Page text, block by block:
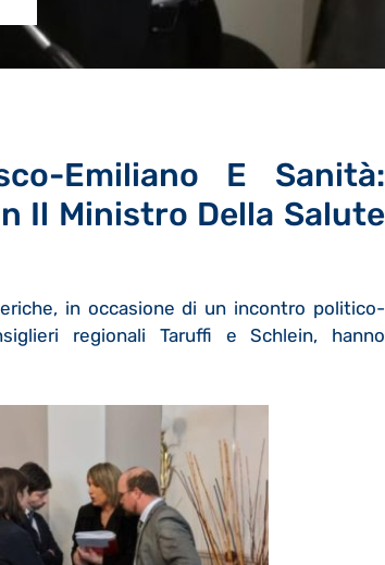
Emiliano E Sanità:
Il Ministro Della Salute
in occasione di un incontro politico-
regionali Taruffi e Schlein, hanno